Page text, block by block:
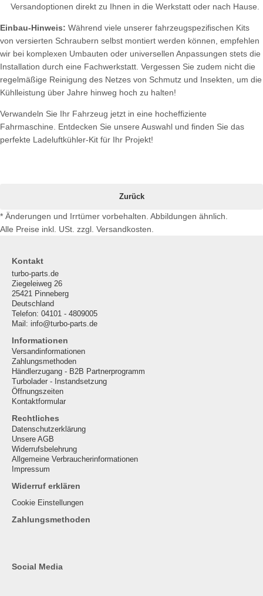
Versandoptionen direkt zu Ihnen in die Werkstatt oder nach Hause.
Einbau-Hinweis: Während viele unserer fahrzeugspezifischen Kits
von versierten Schraubern selbst montiert werden können, empfehlen
wir bei komplexen Umbauten oder universellen Anpassungen stets die
Installation durch eine Fachwerkstatt. Vergessen Sie zudem nicht die
regelmäßige Reinigung des Netzes von Schmutz und Insekten, um die
Kühlleistung über Jahre hinweg hoch zu halten!
Verwandeln Sie Ihr Fahrzeug jetzt in eine hocheffiziente
Fahrmaschine. Entdecken Sie unsere Auswahl und finden Sie das
perfekte Ladeluftkühler-Kit für Ihr Projekt!
Zurück
* Änderungen und Irrtümer vorbehalten. Abbildungen ähnlich.
Alle Preise inkl. USt. zzgl. Versandkosten.
Kontakt
turbo-parts.de
Ziegeleiweg 26
25421 Pinneberg
Deutschland
Telefon: 04101 - 4809005
Mail: info@turbo-parts.de
Informationen
Versandinformationen
Zahlungsmethoden
Händlerzugang - B2B Partnerprogramm
Turbolader - Instandsetzung
Öffnungszeiten
Kontaktformular
Rechtliches
Datenschutzerklärung
Unsere AGB
Widerrufsbelehrung
Allgemeine Verbraucherinformationen
Impressum
Widerruf erklären
Cookie Einstellungen
Zahlungsmethoden
Social Media